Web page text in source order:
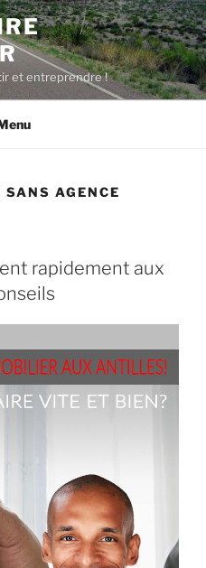
et entreprendre !
SANS AGENCE
rapidement aux